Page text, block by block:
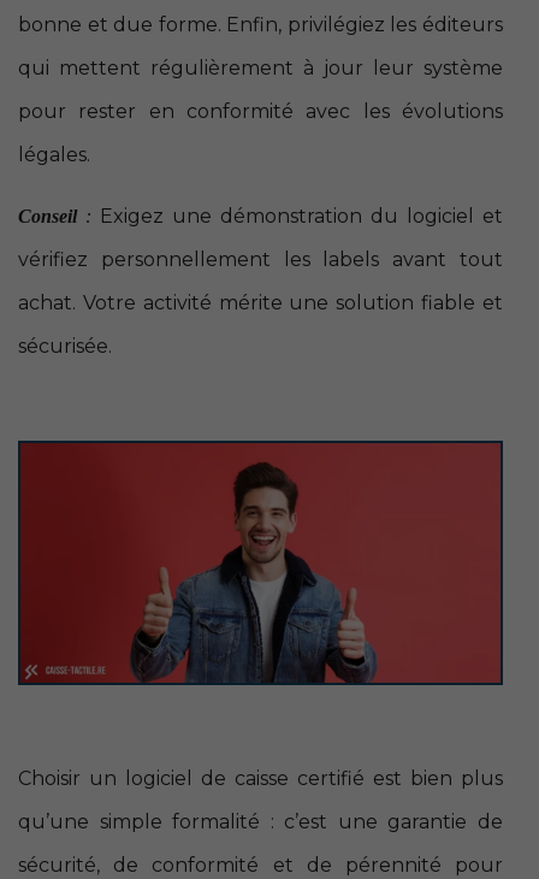
bonne et due forme. Enfin, privilégiez les éditeurs
qui mettent régulièrement à jour leur système
pour rester en conformité avec les évolutions
légales.
Conseil : Exigez une démonstration du logiciel et
vérifiez personnellement les labels avant tout
achat. Votre activité mérite une solution fiable et
sécurisée.
Choisir un logiciel de caisse certifié est bien plus
qu’une simple formalité : c’est une garantie de
sécurité, de conformité et de pérennité pour